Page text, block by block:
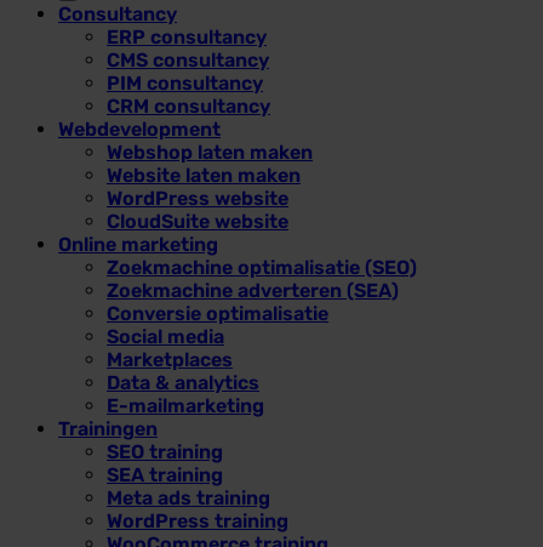
Consultancy
ERP consultancy
CMS consultancy
PIM consultancy
CRM consultancy
Webdevelopment
Webshop laten maken
Website laten maken
WordPress website
CloudSuite website
Online marketing
Zoekmachine optimalisatie (SEO)
Zoekmachine adverteren (SEA)
Conversie optimalisatie
Social media
Marketplaces
Data & analytics
E-mailmarketing
Trainingen
SEO training
SEA training
Meta ads training
WordPress training